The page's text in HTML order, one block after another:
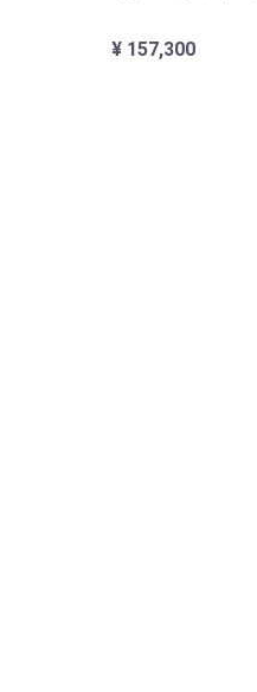
¥ 157,300